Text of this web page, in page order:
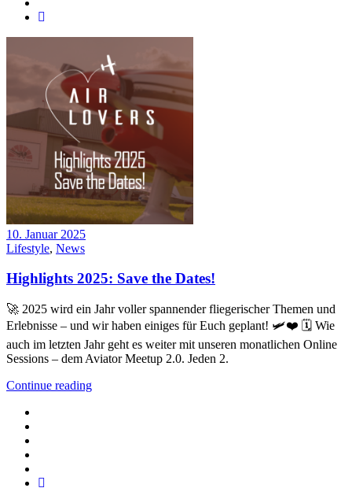
10. Januar 2025
Lifestyle, News
Highlights 2025: Save the Dates!
🚀 2025 wird ein Jahr voller spannender fliegerischer Themen und
Erlebnisse – und wir haben einiges für Euch geplant! 🛩️❤️ 🗓 Wie
auch im letzten Jahr geht es weiter mit unseren monatlichen Online
Sessions – dem Aviator Meetup 2.0. Jeden 2.
Continue reading